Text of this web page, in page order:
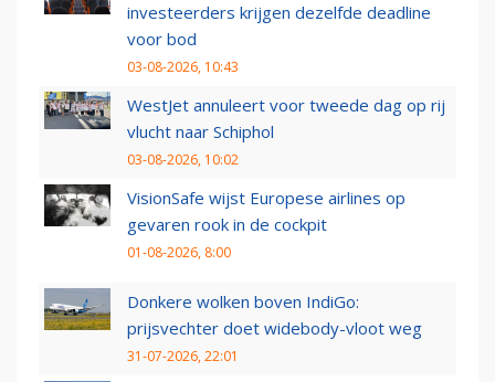
investeerders krijgen dezelfde deadline
voor bod
03-08-2026, 10:43
WestJet annuleert voor tweede dag op rij
vlucht naar Schiphol
03-08-2026, 10:02
VisionSafe wijst Europese airlines op
gevaren rook in de cockpit
01-08-2026, 8:00
Donkere wolken boven IndiGo:
prijsvechter doet widebody-vloot weg
31-07-2026, 22:01